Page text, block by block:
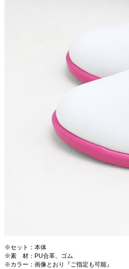
※セット：本体
※素 材：PU合革、ゴム
※カラー：画像とおり『ご指定も可能』